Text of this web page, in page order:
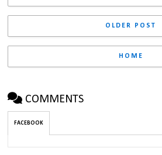
OLDER POST
HOME
COMMENTS
FACEBOOK